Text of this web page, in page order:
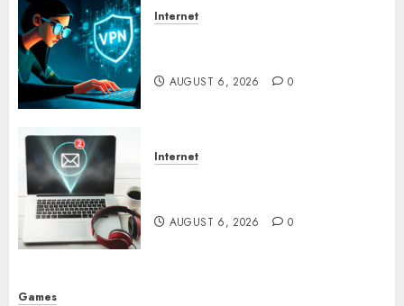
Internet
AUGUST 6, 2026 0
Internet
AUGUST 6, 2026 0
Games